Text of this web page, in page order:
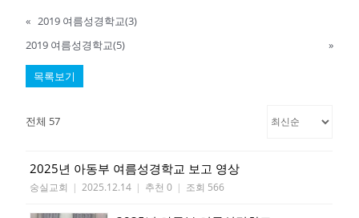
« 2019 여름성경학교(3)
2019 여름성경학교(5)
»
목록보기
전체 57
2025년 아동부 여름성경학교 보고 영상
숭실교회 | 2025.12.14 | 추천 0 | 조회 566